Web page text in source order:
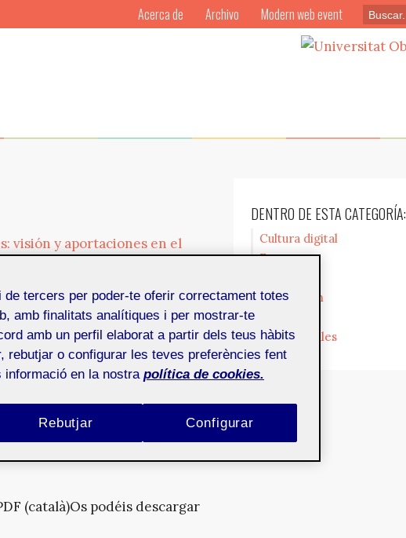
visión y aportaciones en el
el ámbito multimedia»,
vez más presentes— en
proyectos audiovisuales
en las últimas décadas.
(català)Os podéis descargar
DENTRO DE ESTA CATEGORÍA:
Cultura digital
Empresa
Legislación
Profesionales
Acerca de Archivo Modern web event
de tercers per poder-te oferir correctament totes
amb finalitats analítiques i per mostrar-te
amb un perfil elaborat a partir dels teus hàbits
rebutjar o configurar les teves preferències fent
en la nostra política de cookies.
Rebutjar Configurar